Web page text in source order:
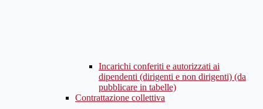
Incarichi conferiti e autorizzati ai
dipendenti (dirigenti e non dirigenti) (da
pubblicare in tabelle)
Contrattazione collettiva